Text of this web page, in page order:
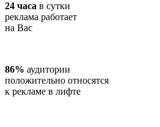
24 часа в сутки
реклама работает
на Вас
86% аудитории
положительно относятся
к рекламе в лифте